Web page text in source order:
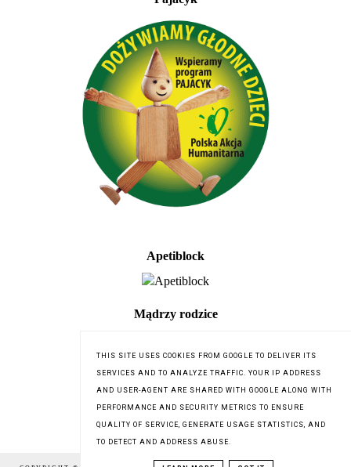
Apetiblock
Mądrzy rodzice
THIS SITE USES COOKIES FROM GOOGLE TO DELIVER ITS
SERVICES AND TO ANALYZE TRAFFIC. YOUR IP ADDRESS
AND USER-AGENT ARE SHARED WITH GOOGLE ALONG WITH
PERFORMANCE AND SECURITY METRICS TO ENSURE
QUALITY OF SERVICE, GENERATE USAGE STATISTICS, AND
TO DETECT AND ADDRESS ABUSE.